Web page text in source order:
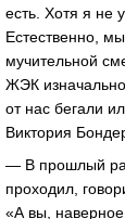
есть. Хотя я не
Естественно,
мучительной
ЖЭК изначально
от нас бегали
Виктория
— В прошлый
проходил,
«А вы,